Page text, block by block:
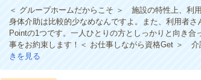
＜ グループホームだからこそ ＞ 施設の特性上、利
身体介助は比較的少なめなんですよ。また、利用者
Pointの1つです。一人ひとりの方としっかりと向き
事をお約束します！＜ お仕事しながら資格Get ＞
きを見る